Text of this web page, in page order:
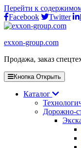
Перейти к
Facebook
Twitter
exxon-group.com
Продажа, заказ
Кнопка Открыть
Каталог
Дорожно-